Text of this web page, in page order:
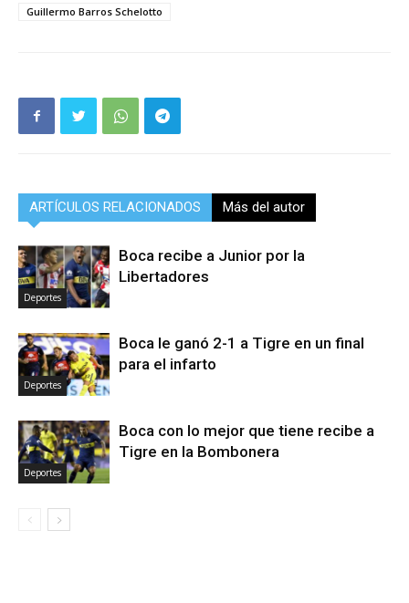
Guillermo Barros Schelotto
ARTÍCULOS RELACIONADOS Más del autor
Deportes
Boca recibe a Junior por la
Libertadores
Deportes
Boca le ganó 2-1 a Tigre en un final
para el infarto
Deportes
Boca con lo mejor que tiene recibe a
Tigre en la Bombonera